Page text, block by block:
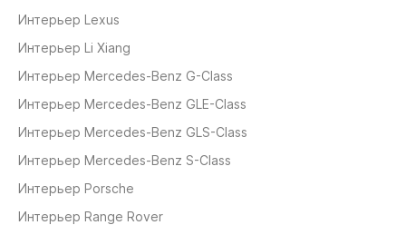
Интерьер Lexus
Интерьер Li Xiang
Интерьер Mercedes-Benz G-Class
Интерьер Mercedes-Benz GLE-Class
Интерьер Mercedes-Benz GLS-Class
Интерьер Mercedes-Benz S-Class
Интерьер Porsche
Интерьер Range Rover